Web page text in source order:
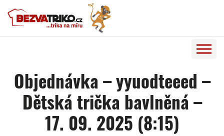
Objednávka – yyuodteeed –
Dětská trička bavlněná –
17. 09. 2025 (8:15)